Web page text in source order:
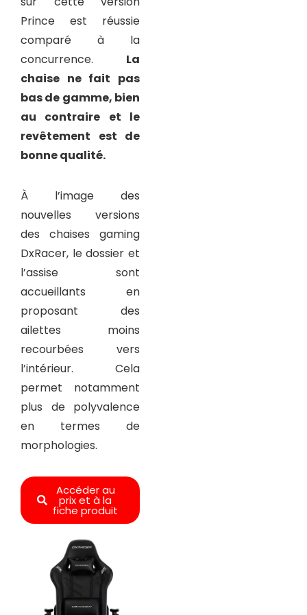
Prince est réussie
comparé à la
concurrence. La
chaise ne fait pas
bas de gamme, bien
au contraire et le
revêtement est de
bonne qualité.
À l’image des
nouvelles versions
des chaises gaming
DxRacer, le dossier et
l’assise sont
accueillants en
proposant des
ailettes moins
recourbées vers
l’intérieur. Cela
permet notamment
plus de polyvalence
en termes de
morphologies.
Accéder au
prix et à la
fiche produit